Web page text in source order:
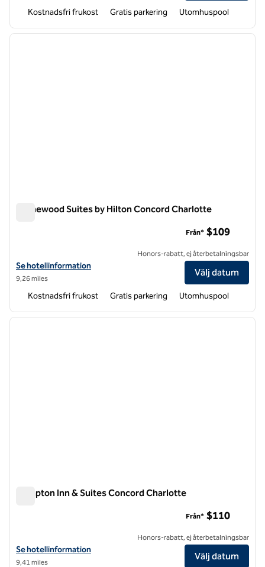
Kostnadsfri frukost Gratis parkering Utomhuspool
1 av 12
nästa
Homewood Suites by Hilton Concord Charlotte
Visa hotelluppgifter för Homewood Suites by Hilton Concord
Se hotellinformation
9,26 miles
Från* $109
Honors-rabatt, ej återbetalningsbar
Välj datum
Kostnadsfri frukost Gratis parkering Utomhuspool
1 av 12
nästa
Hampton Inn & Suites Concord Charlotte
Visa hotelldetaljer för Hampton Inn & Suites Concord Charlotte
Se hotellinformation
9,41 miles
Från* $110
Honors-rabatt, ej återbetalningsbar
Välj datum